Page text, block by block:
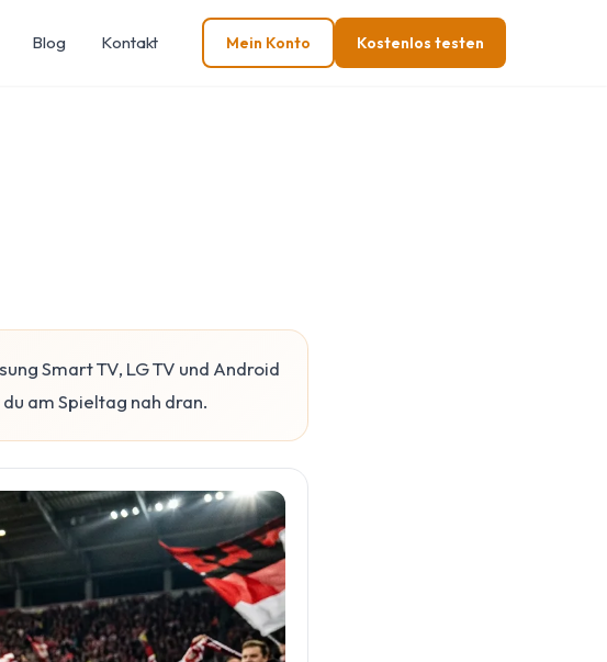
Blog Kontakt Mein Konto Kostenlos testen
Smart TV, LG TV und Android
am Spieltag nah dran.